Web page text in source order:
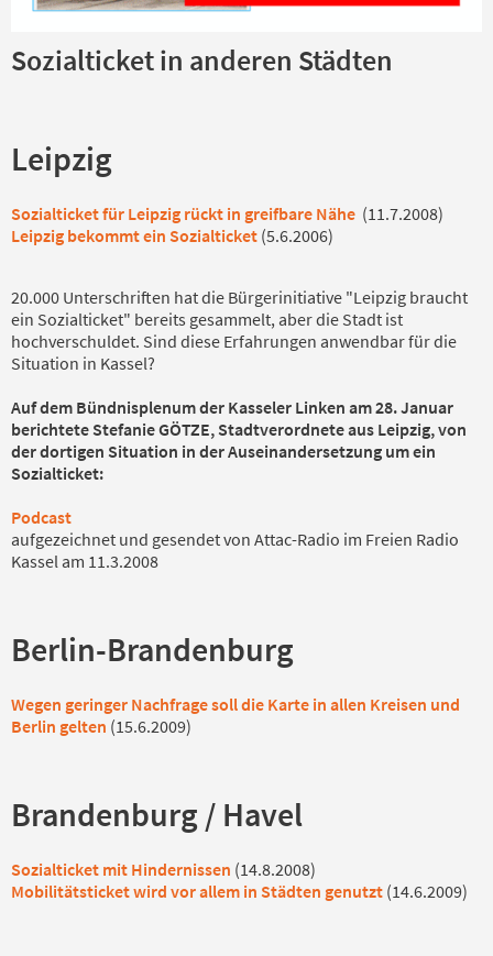
Sozialticket in anderen Städten
Leipzig
Sozialticket für Leipzig rückt in greifbare Nähe (11.7.2008)
Leipzig bekommt ein Sozialticket (5.6.2006)
20.000 Unterschriften hat die Bürgerinitiative "Leipzig braucht
ein Sozialticket" bereits gesammelt, aber die Stadt ist
hochverschuldet. Sind diese Erfahrungen anwendbar für die
Situation in Kassel?
Auf dem Bündnisplenum der Kasseler Linken am 28. Januar
berichtete Stefanie GÖTZE, Stadtverordnete aus Leipzig, von
der dortigen Situation in der Auseinandersetzung um ein
Sozialticket:
Podcast
aufgezeichnet und gesendet von Attac-Radio im Freien Radio
Kassel am 11.3.2008
Berlin-Brandenburg
Wegen geringer Nachfrage soll die Karte in allen Kreisen und
Berlin gelten (15.6.2009)
Brandenburg / Havel
Sozialticket mit Hindernissen (14.8.2008)
Mobilitätsticket wird vor allem in Städten genutzt (14.6.2009)